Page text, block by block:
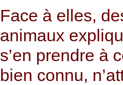
Face à elles,
animaux
s’en prendre à
bien connu,